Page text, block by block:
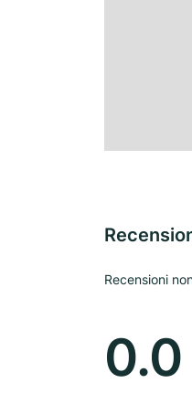
Recensioni
0.0